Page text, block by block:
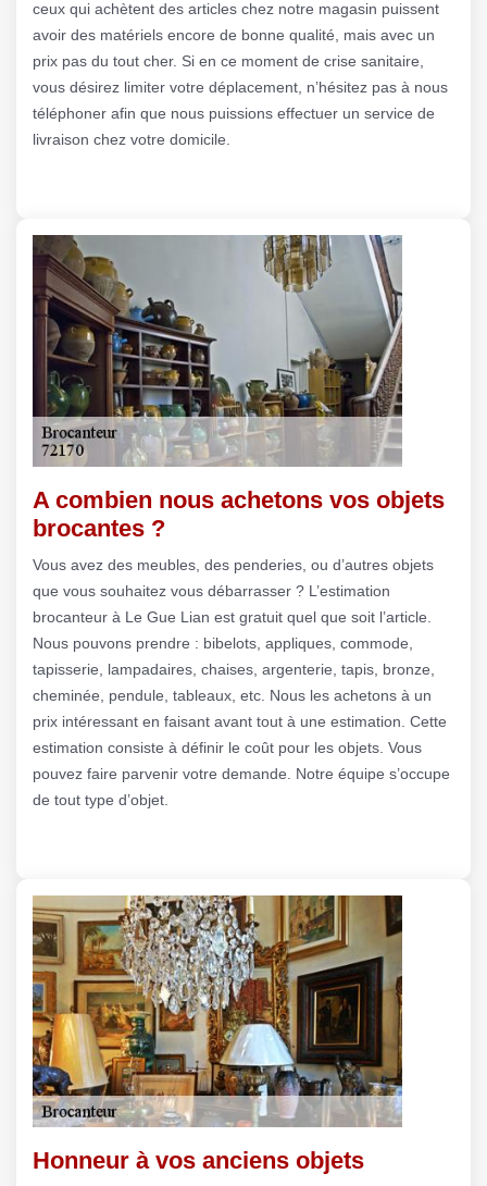
ceux qui achètent des articles chez notre magasin puissent
avoir des matériels encore de bonne qualité, mais avec un
prix pas du tout cher. Si en ce moment de crise sanitaire,
vous désirez limiter votre déplacement, n’hésitez pas à nous
téléphoner afin que nous puissions effectuer un service de
livraison chez votre domicile.
A combien nous achetons vos objets
brocantes ?
Vous avez des meubles, des penderies, ou d’autres objets
que vous souhaitez vous débarrasser ? L’estimation
brocanteur à Le Gue Lian est gratuit quel que soit l’article.
Nous pouvons prendre : bibelots, appliques, commode,
tapisserie, lampadaires, chaises, argenterie, tapis, bronze,
cheminée, pendule, tableaux, etc. Nous les achetons à un
prix intéressant en faisant avant tout à une estimation. Cette
estimation consiste à définir le coût pour les objets. Vous
pouvez faire parvenir votre demande. Notre équipe s’occupe
de tout type d’objet.
Honneur à vos anciens objets